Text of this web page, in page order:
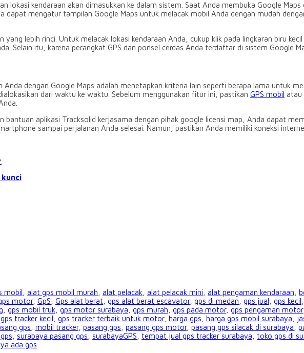
lokasi kendaraan akan dimasukkan ke dalam sistem. Saat Anda membuka Google
dapat mengatur tampilan Google Maps untuk melacak mobil Anda dengan mudah
lebih rinci. Untuk melacak lokasi kendaraan Anda, cukup klik pada lingkaran biru
Selain itu, karena perangkat GPS dan ponsel cerdas Anda terdaftar di sistem Google
Anda dengan Google Maps adalah menetapkan kriteria lain seperti berapa lama untuk
dari waktu ke waktu. Sebelum menggunakan fitur ini, pastikan GPS mobil atau
bantuan aplikasi Tracksolid kerjasama dengan pihak google licensi map, Anda dapat
sampai perjalanan Anda selesai. Namun, pastikan Anda memiliki koneksi
kunci
mobil alat gps mobil murah alat pelacak alat pelacak mini alat pengaman kendaraan
motor, GpS Gps alat berat gps alat berat escavator, gps di medan gps jual gps kecil
gps mobil truk gps motor surabaya gps murah gps pada motor, gps pengaman motor,
gps tracker kecil gps tracker terbaik untuk motor, harga gps harga gps mobil surabaya
gps mobil tracker, pasang gps pasang gps motor, pasang gps silacak di surabaya
surabaya pasang gps surabayaGPS tempat jual gps tracker surabaya toko gps di
ada gps